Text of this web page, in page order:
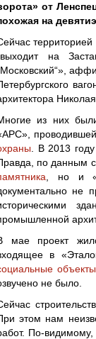
от
на
на
„Московский“»,
из них
. В 2013
по данным
, но и
не
мае проект
в
объекты
не было.
этом нам
По-